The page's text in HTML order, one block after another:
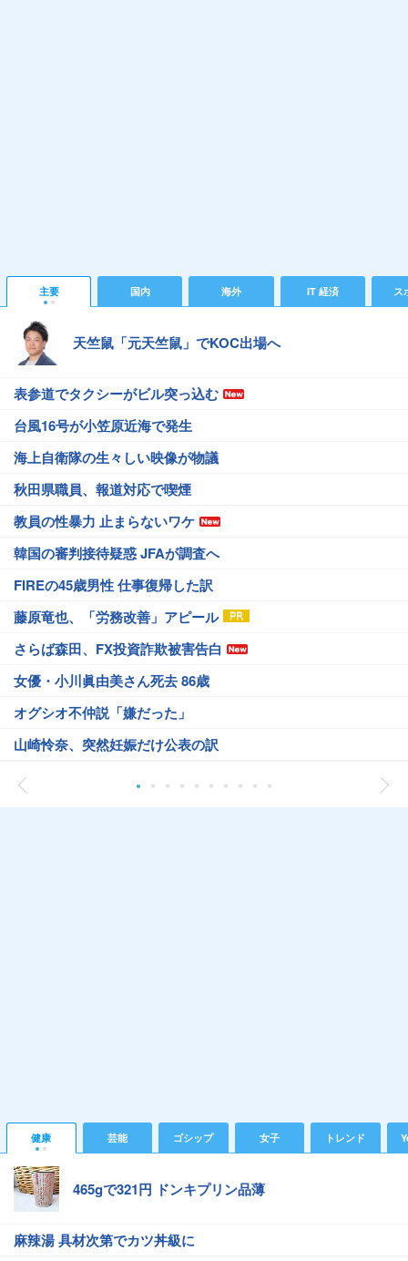
主要 国内 海外 IT 経済 ス
天竺鼠「元天竺鼠」でKOC出場へ
表参道でタクシーがビル突っ込む
台風16号が小笠原近海で発生
海上自衛隊の生々しい映像が物議
秋田県職員、報道対応で喫煙
教員の性暴力 止まらないワケ
韓国の審判接待疑惑 JFAが調査へ
FIREの45歳男性 仕事復帰した訳
藤原竜也、「労務改善」アピール
さらば森田、FX投資詐欺被害告白
女優・小川眞由美さん死去 86歳
オグシオ不仲説「嫌だった」
山崎怜奈、突然妊娠だけ公表の訳
健康 芸能 ゴシップ 女子 トレンド
465gで321円 ドンキプリン品薄
麻辣湯 具材次第でカツ丼級に